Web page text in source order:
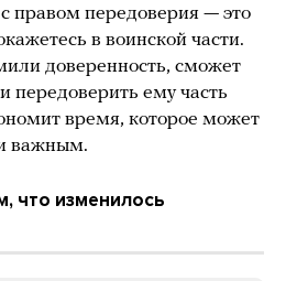
правом передоверия — это
в воинской части.
доверенность, сможет
передоверить ему часть
время, которое может
важным.
что изменилось